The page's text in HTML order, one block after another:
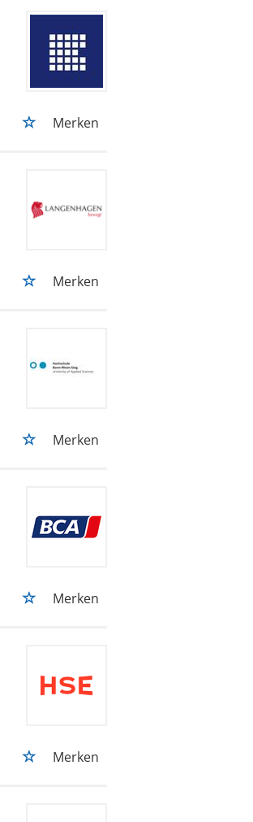
Merken
Merken
Merken
Merken
Merken